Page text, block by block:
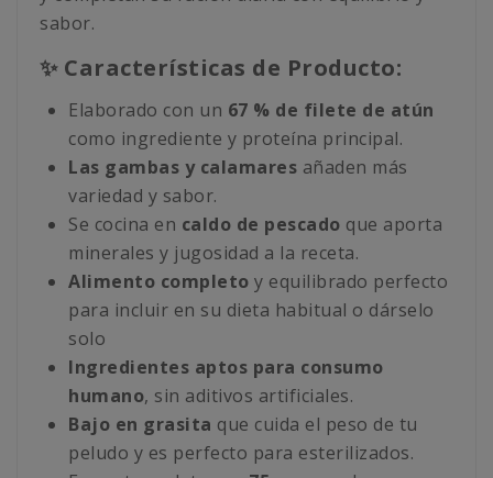
sabor.
✨ Características de Producto:
Elaborado con un 67 % de filete de atún
como ingrediente y proteína principal.
Las gambas y calamares añaden más
variedad y sabor.
Se cocina en caldo de pescado que aporta
minerales y jugosidad a la receta.
Alimento completo y equilibrado perfecto
para incluir en su dieta habitual o dárselo
solo
Ingredientes aptos para consumo
humano, sin aditivos artificiales.
Bajo en grasita que cuida el peso de tu
peludo y es perfecto para esterilizados.